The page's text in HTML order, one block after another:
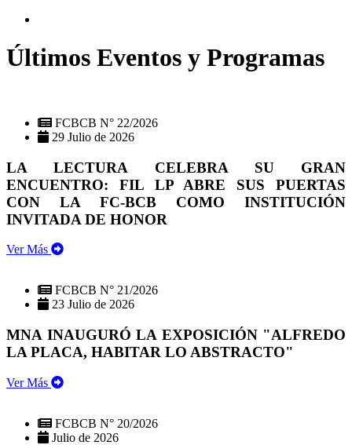
Últimos Eventos y Programas
FCBCB N° 22/2026
29 Julio de 2026
LA LECTURA CELEBRA SU GRAN
ENCUENTRO: FIL LP ABRE SUS PUERTAS
CON LA FC-BCB COMO INSTITUCIÓN
INVITADA DE HONOR
Ver Más
FCBCB N° 21/2026
23 Julio de 2026
MNA INAUGURÓ LA EXPOSICIÓN "ALFREDO
LA PLACA, HABITAR LO ABSTRACTO"
Ver Más
FCBCB N° 20/2026
Julio de 2026